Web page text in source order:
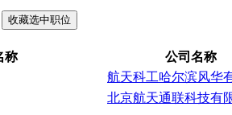
收藏选中职位
称
公司名称
航天科工哈尔滨风华
北京航天通联科技有